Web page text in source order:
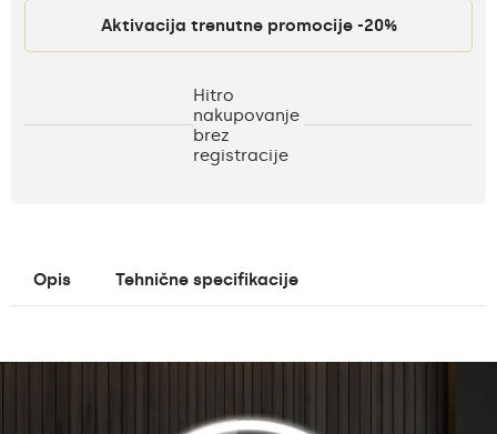
Aktivacija trenutne promocije -20%
Hitro
nakupovanje
brez
registracije
Opis Tehnične specifikacije